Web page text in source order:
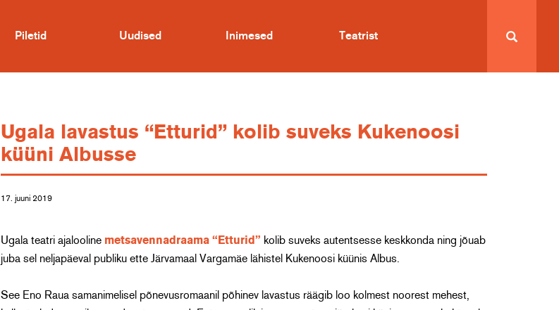
Piletid Uudised Inimesed Teatrist
Ugala lavastus “Etturid” kolib suveks Kukenoosi
küüni Albusse
17. juuni 2019
Ugala teatri ajalooline metsavennadraama “Etturid” kolib suveks autentsesse keskkonda ning jõuab
juba sel neljapäeval publiku ette Järvamaal Vargamäe lähistel Kukenoosi küünis Albus.
See Eno Raua samanimelisel põnevusromaanil põhinev lavastus räägib loo kolmest noorest mehest,